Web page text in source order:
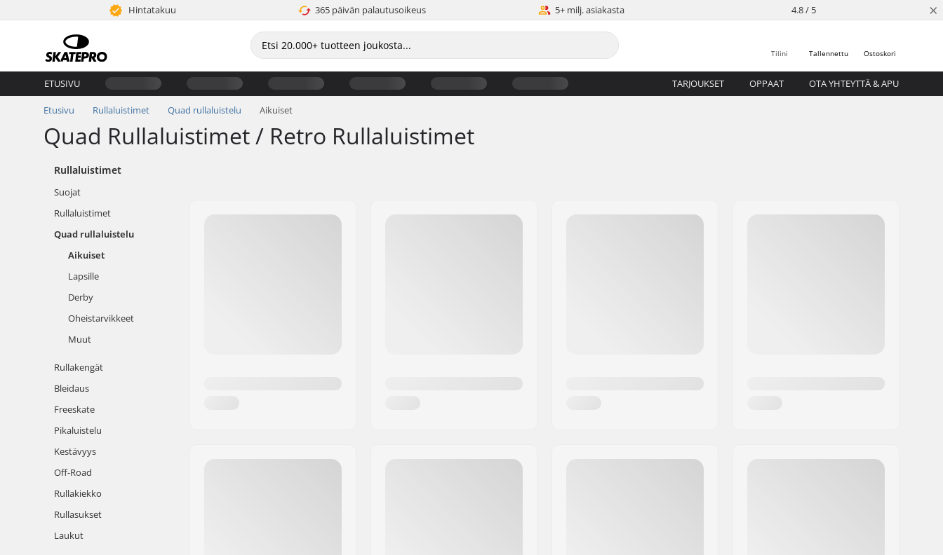
Hintatakuu 365 päivän palautusoikeus 5+ milj. asiakasta 4.8 / 5 ×
Ostoskori
Tallennettu
Tilini
ETUSIVU TARJOUKSET OPPAAT OTA YHTEYTTÄ & APU
Etusivu Rullaluistimet Quad rullaluistelu Aikuiset
Quad Rullaluistimet / Retro Rullaluistimet
Rullaluistimet
Suojat
Rullaluistimet
Quad rullaluistelu
Aikuiset
Lapsille
Derby
Oheistarvikkeet
Muut
Rullakengät
Bleidaus
Freeskate
Pikaluistelu
Kestävyys
Off-Road
Rullakiekko
Rullasukset
Laukut